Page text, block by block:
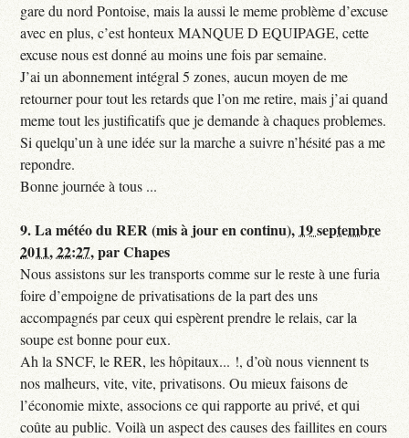
gare du nord Pontoise, mais la aussi le meme problème d’excuse
avec en plus, c’est honteux MANQUE D EQUIPAGE, cette
excuse nous est donné au moins une fois par semaine.
J’ai un abonnement intégral 5 zones, aucun moyen de me
retourner pour tout les retards que l’on me retire, mais j’ai quand
meme tout les justificatifs que je demande à chaques problemes.
Si quelqu’un à une idée sur la marche a suivre n’hésité pas a me
repondre.
Bonne journée à tous ...
9.La météo du RER (mis à jour en continu), 19 septembre
2011, 22:27,parChapes
Nous assistons sur les transports comme sur le reste à une furia
foire d’empoigne de privatisations de la part des uns
accompagnés par ceux qui espèrent prendre le relais, car la
soupe est bonne pour eux.
Ah la SNCF, le RER, les hôpitaux... !, d’où nous viennent ts
nos malheurs, vite, vite, privatisons. Ou mieux faisons de
l’économie mixte, associons ce qui rapporte au privé, et qui
coûte au public. Voilà un aspect des causes des faillites en cours